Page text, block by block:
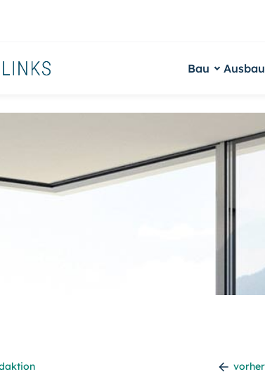
Bau Ausbau